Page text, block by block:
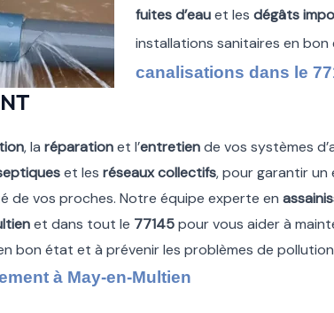
fuites d’eauet les dégâts
installations sanitaires en
canalisations dans le
, la réparationet l’entretiende vos systèmes
et les réseaux collectifs, pour garantir un
de vos proches. Notre équipe experte en
et dans tout le 77145pour vous aider à
bon état et à prévenir les problèmes de
à May-en-Multien